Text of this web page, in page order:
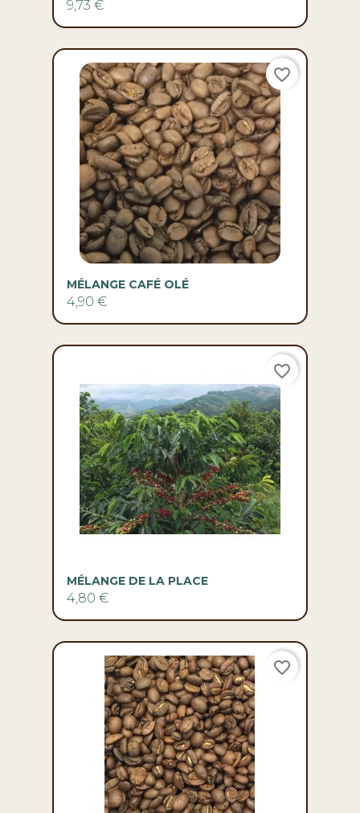
9,73 €
MÉLANGE CAFÉ OLÉ
4,90 €
favorite_border
MÉLANGE DE LA PLACE
4,80 €
favorite_border
favorite_border